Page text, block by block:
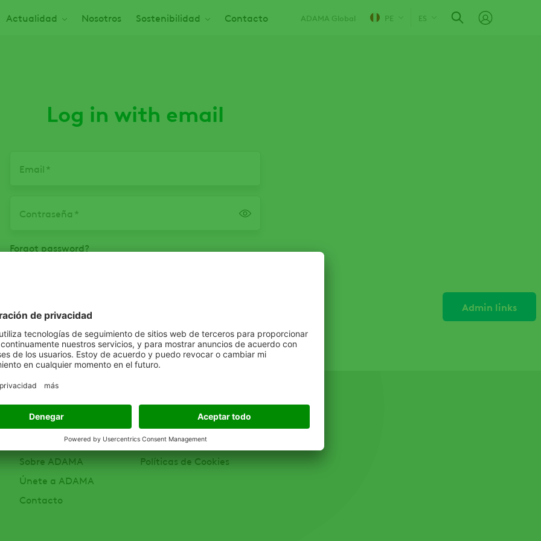
Actualidad Nosotros Sostenibilidad Contacto ADAMA Global PE ES
Admin links
Log in with email
Email
Contraseña
Forgot password?
Noticias y Actualidad
Sobre ADAMA
Únete a ADAMA
Contacto
Políticas de Privacidad
Políticas de Cookies